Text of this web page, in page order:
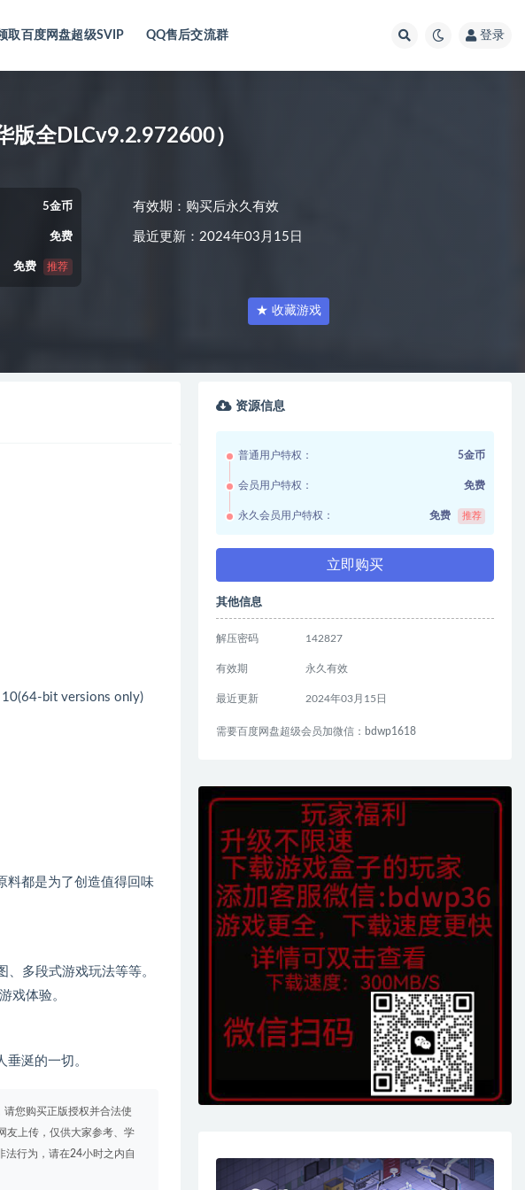
取百度网盘超级SVIP QQ售后交流群 登录
全DLCv9.2.972600）
5金币
免费
免费 推荐
有效期：购买后永久有效
最近更新：2024年03月15日
★ 收藏游戏
bit versions only)
料都是为了创造值得回味
多段式游戏玩法等等。
戏体验。
涎的一切。
您购买正版授权并合法使
友上传，仅供大家参考、学
法行为，请在24小时之内自
资源信息
普通用户特权： 5金币
会员用户特权： 免费
永久会员用户特权： 免费 推荐
立即购买
其他信息
解压密码 142827
有效期 永久有效
最近更新 2024年03月15日
需要百度网盘超级会员加微信：bdwp1618